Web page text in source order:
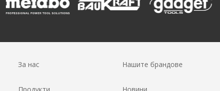
За нас Нашите брандове